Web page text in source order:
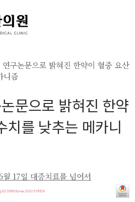
구논문으로 밝혀진 한약이 혈중 요산
니즘
문으로 밝혀진 한약
치를 낮추는 메카니
17일 대증치료를 넘어서